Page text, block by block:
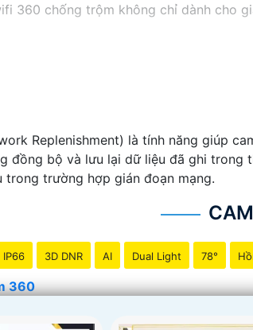
360 chống trộm không chỉ dành cho
Replenishment) là tính năng giúp
đồng bộ và lưu lại dữ liệu đã ghi
trong trường hợp gián đoạn mạng.
IP66 3D DNR AI Dual Light 78°
360